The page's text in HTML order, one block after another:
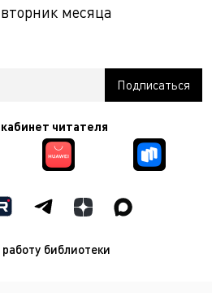
месяца
читателя
библиотеки